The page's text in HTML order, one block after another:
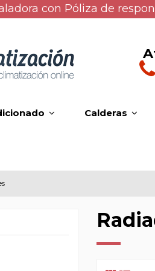
con Póliza de
Calderas